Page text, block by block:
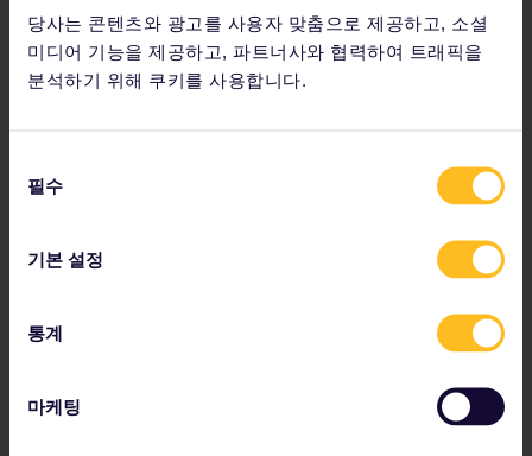
당사는 콘텐츠와 광고를 사용자 맞춤으로 제공하고, 소셜
미디어 기능을 제공하고, 파트너사와 협력하여 트래픽을
분석하기 위해 쿠키를 사용합니다.
필수
기본 설정
통계
마케팅
인근 도시 페트로바라딘(Petrovaradin)에 있는페트로바
라딘 요새(Petrovaradin Fortress)를 놓치지 마세요. 유명
한 시계탑과 아름다운 다뉴브강 풍경을 즐길 수 있습니다.
베오그라드에서 노비사드로 가는 가장 쉽고 빠른 방
법은 열차를 이용하는 것입니다. 두 도시 사이에는
입니다! 당일 낮 열차는 미리 예약할 필요가 없지만,
오후 9:50 열차를 선택할 경우 좌석을 사전 예약해